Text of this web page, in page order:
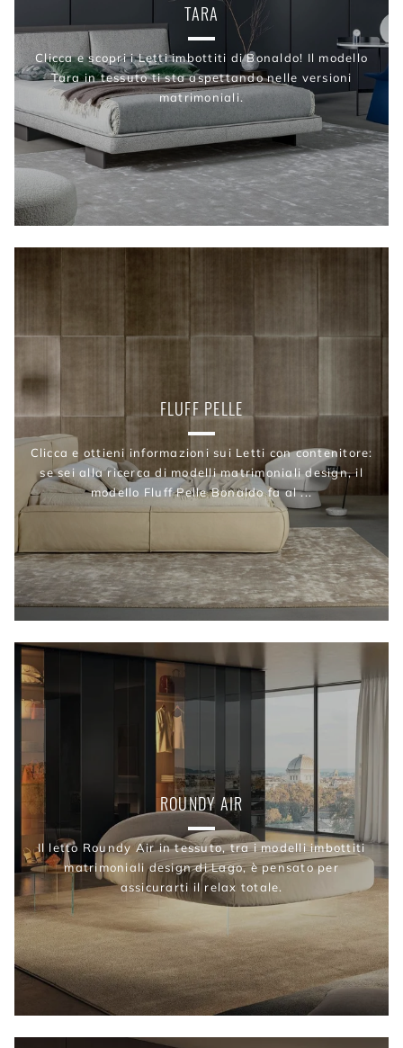
TARA
Clicca e scopri i Letti imbottiti di Bonaldo! Il modello
Tara in tessuto ti sta aspettando nelle versioni
matrimoniali.
FLUFF PELLE
Clicca e ottieni informazioni sui Letti con contenitore:
se sei alla ricerca di modelli matrimoniali design, il
modello Fluff Pelle Bonaldo fa al ...
ROUNDY AIR
Il letto Roundy Air in tessuto, tra i modelli imbottiti
matrimoniali design di Lago, è pensato per
assicurarti il relax totale.